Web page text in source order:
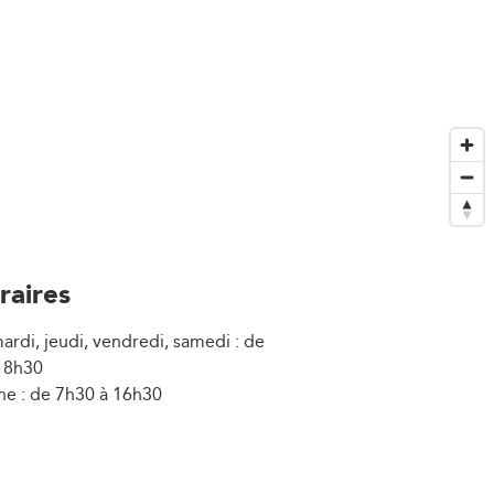
jeudi, vendredi, samedi : de
: de 7h30 à 16h30